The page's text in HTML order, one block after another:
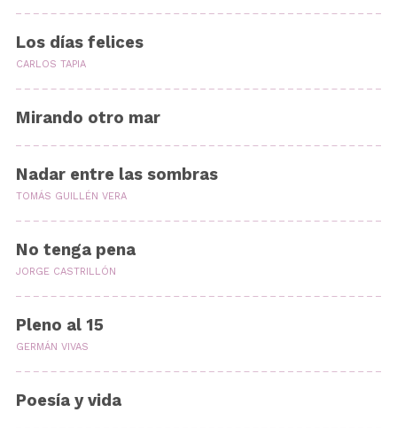
Los días felices
CARLOS TAPIA
Mirando otro mar
Nadar entre las sombras
TOMÁS GUILLÉN VERA
No tenga pena
JORGE CASTRILLÓN
Pleno al 15
GERMÁN VIVAS
Poesía y vida